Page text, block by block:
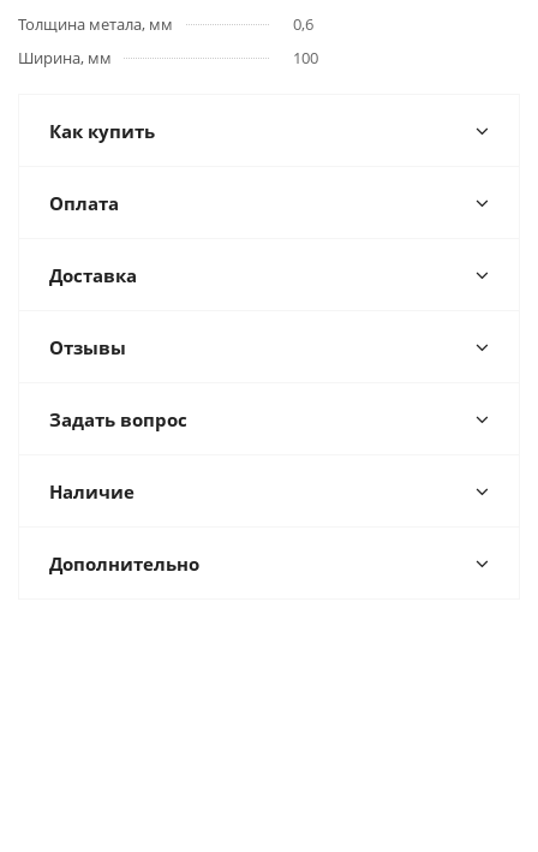
Толщина метала, мм
0,6
Ширина, мм
100
Как купить
Оплата
Доставка
Отзывы
Задать вопрос
Наличие
Дополнительно